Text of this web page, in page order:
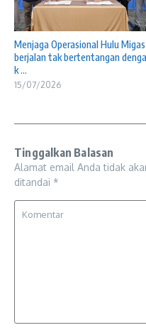
Menjaga Operasional Hulu Migas
berjalan tak bertentangan
k ...
15/07/2026
Tinggalkan Balasan
Alamat email Anda tidak
ditandai *